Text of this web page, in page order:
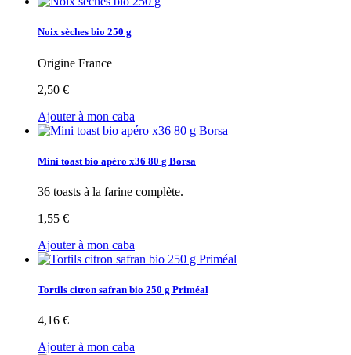
Noix sèches bio 250 g
Origine France
2,50 €
Ajouter à mon caba
Mini toast bio apéro x36 80 g Borsa
36 toasts à la farine complète.
1,55 €
Ajouter à mon caba
Tortils citron safran bio 250 g Priméal
4,16 €
Ajouter à mon caba